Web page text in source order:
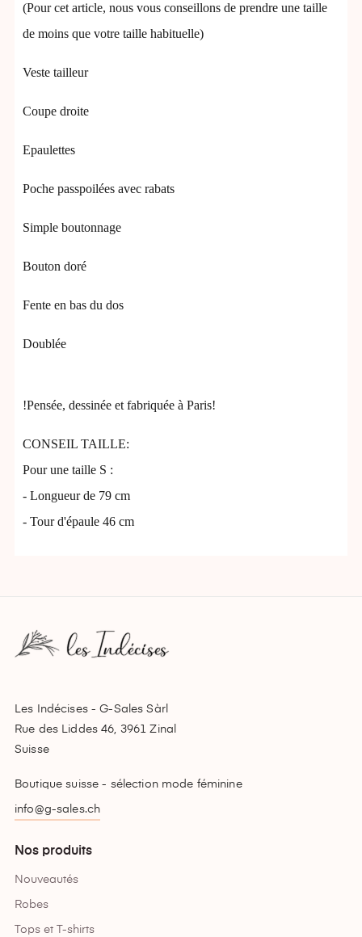
(Pour cet article, nous vous conseillons de prendre une taille
de moins que votre taille habituelle)
Veste tailleur
Coupe droite
Epaulettes
Poche passpoilées avec rabats
Simple boutonnage
Bouton doré
Fente en bas du dos
Doublée
!Pensée, dessinée et fabriquée à Paris!
CONSEIL TAILLE:
Pour une taille S :
- Longueur de 79 cm
- Tour d'épaule 46 cm
Les Indécises - G-Sales Sàrl
Rue des Liddes 46, 3961 Zinal
Suisse
Boutique suisse - sélection mode féminine
info@g-sales.ch
Nos produits
Nouveautés
Robes
Tops et T-shirts